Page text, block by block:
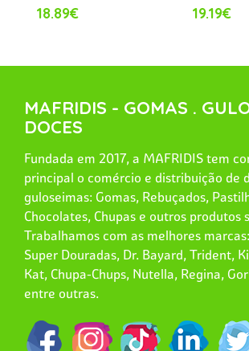
18.89€ 19.19€
MAFRIDIS - GOMAS .
DOCES
Fundada em 2017, a MAFRIDIS tem
principal o comércio e distribuição de
guloseimas: Gomas, Rebuçados,
Chocolates, Chupas e outros produtos
Trabalhamos com as melhores
Super Douradas, Dr. Bayard, Trident,
Kat, Chupa-Chups, Nutella, Regina,
entre outras.